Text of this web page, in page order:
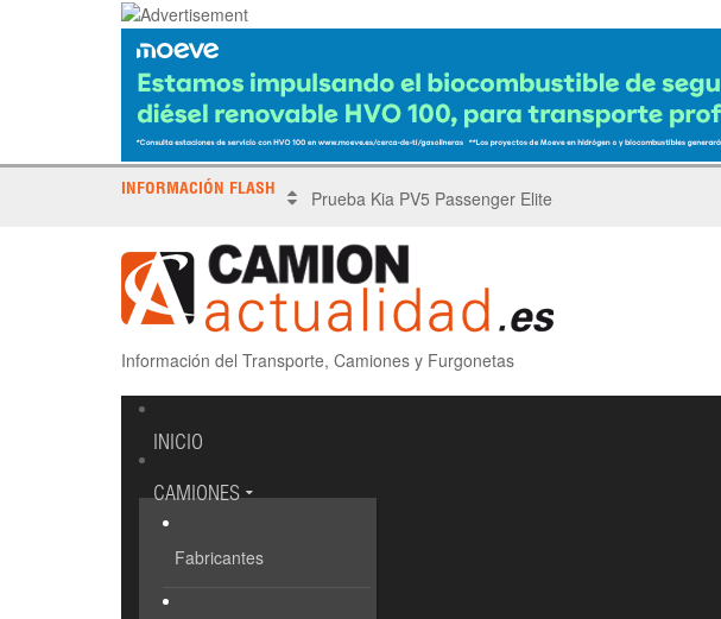
INFORMACIÓN FLASH X Tronada Almería | Encuentro del Pegaso Troner
Información del Transporte, Camiones y Furgonetas
INICIO
CAMIONES
Fabricantes